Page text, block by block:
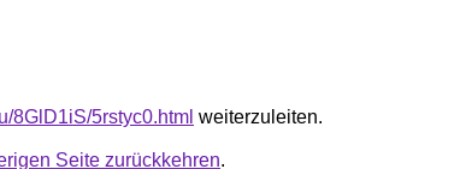
8GlD1iS/5rstyc0.html weiterzuleiten.
Seite zurückkehren.